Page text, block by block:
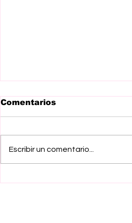
Comentarios
Escribir un comentario...